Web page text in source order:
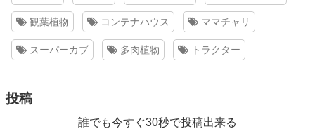
観葉植物 コンテナハウス ママチャリ
スーパーカブ 多肉植物 トラクター
投稿
誰でも今すぐ30秒で投稿出来る